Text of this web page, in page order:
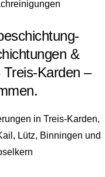
&
Karden –